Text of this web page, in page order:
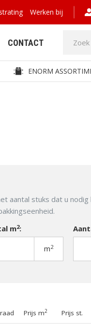
TUINMEUBELEN
CONTACT
Werken bij
ENORM
aantal stuks dat u
m2:
m2
Prijs m2 Prijs st.